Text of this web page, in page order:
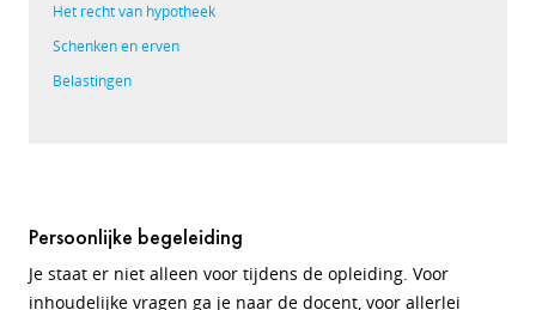
Het recht van hypotheek
Schenken en erven
Belastingen
Persoonlijke begeleiding
Je staat er niet alleen voor tijdens de opleiding. Voor
inhoudelijke vragen ga je naar de docent, voor allerlei